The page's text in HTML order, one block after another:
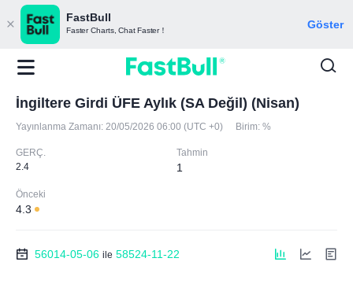
FastBull
Faster Charts, Chat Faster！ Göster
İngiltere Girdi ÜFE Aylık (SA Değil) (Nisan)
Yayınlanma Zamanı: 20/05/2026 06:00 (UTC +0) Birim: %
GERÇ.
2.4
Tahmin
1
Önceki
4.3
56014-05-06 ile 58524-11-22